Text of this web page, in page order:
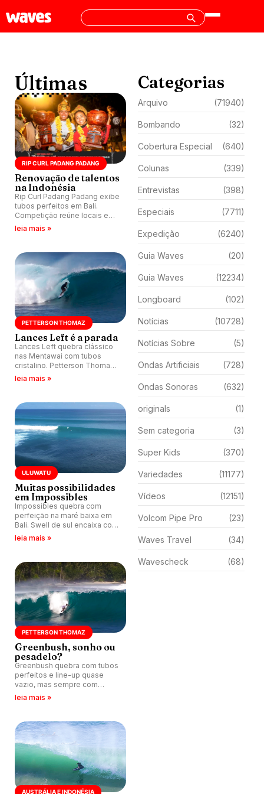
Últimas
RIP CURL PADANG PADANG
Renovação de talentos
na Indonésia
Rip Curl Padang Padang exibe
tubos perfeitos em Bali.
Competição reúne locais e
convidados.
leia mais »
PETTERSON THOMAZ
Lances Left é a parada
Lances Left quebra clássico
nas Mentawai com tubos
cristalino. Petterson Thomaz
entuba, quebra prancha e
leia mais »
ULUWATU
Muitas possibilidades
em Impossibles
Impossibles quebra com
perfeição na maré baixa em
Bali. Swell de sul encaixa com
vento terral e tubos quebram
leia mais »
PETTERSON THOMAZ
Greenbush, sonho ou
pesadelo?
Greenbush quebra com tubos
perfeitos e line-up quase
vazio, mas sempre com
aquela bancada rasa e
leia mais »
AUSTRÁLIA E INDONÉSIA
Categorias
Arquivo (71940)
Bombando (32)
Cobertura Especial (640)
Colunas (339)
Entrevistas (398)
Especiais (7711)
Expedição (6240)
Guia Waves (20)
Guia Waves (12234)
Longboard (102)
Notícias (10728)
Notícias Sobre (5)
Ondas Artificiais (728)
Ondas Sonoras (632)
originals (1)
Sem categoria (3)
Super Kids (370)
Variedades (11177)
Vídeos (12151)
Volcom Pipe Pro (23)
Waves Travel (34)
Wavescheck (68)